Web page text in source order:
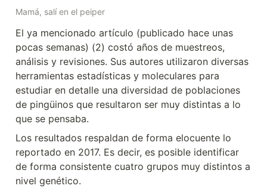
Mamá, salí en el peiper
El ya mencionado artículo (publicado hace unas
pocas semanas) (2) costó años de muestreos,
análisis y revisiones. Sus autores utilizaron diversas
herramientas estadísticas y moleculares para
estudiar en detalle una diversidad de poblaciones
de pingüinos que resultaron ser muy distintas a lo
que se pensaba.
Los resultados respaldan de forma elocuente lo
reportado en 2017. Es decir, es posible identificar
de forma consistente cuatro grupos muy distintos a
nivel genético.